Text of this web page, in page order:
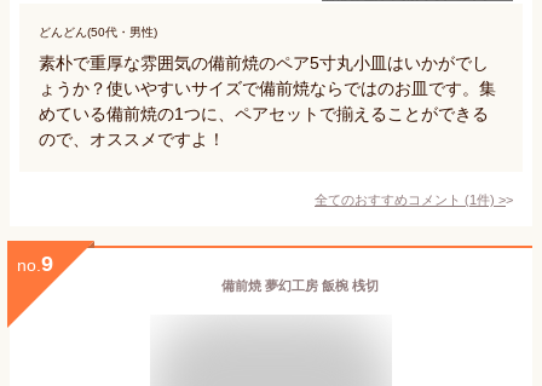
どんどん(50代・男性)
素朴で重厚な雰囲気の備前焼のペア5寸丸小皿はいかがでし
ょうか？使いやすいサイズで備前焼ならではのお皿です。集
めている備前焼の1つに、ペアセットで揃えることができる
ので、オススメですよ！
全てのおすすめコメント (1件) >
no. 9
備前焼 夢幻工房 飯椀 桟切